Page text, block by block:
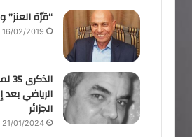
“قرّة العنز”
16/02/2019
الرياضي بعد
الجزائر
21/01/2024